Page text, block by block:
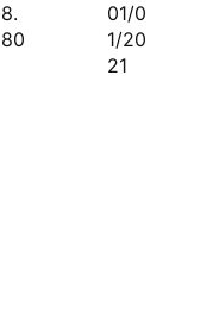
8.
80
01/0
1/20
21